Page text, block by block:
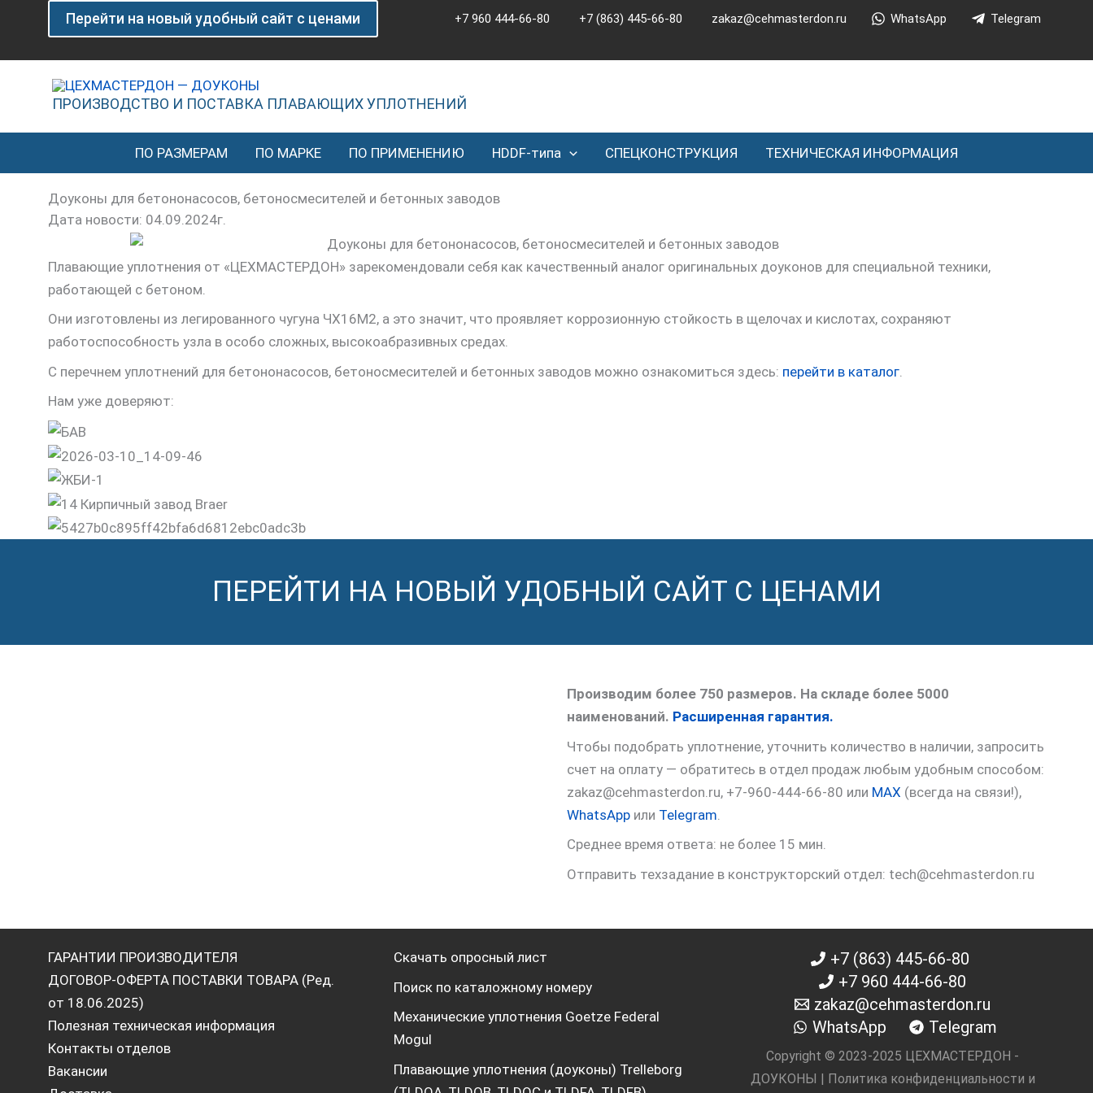
содержимому
Перейти на новый удобный сайт с ценами +7 960 444-66-80 +7 (863) 445-66-80 zakaz@cehmasterdon.ru WhatsApp Telegram
ПРОИЗВОДСТВО И ПОСТАВКА ПЛАВАЮЩИХ УПЛОТНЕНИЙ
ПО РАЗМЕРАМ ПО МАРКЕ ПО ПРИМЕНЕНИЮ HDDF-типа СПЕЦКОНСТРУКЦИЯ ТЕХНИЧЕСКАЯ ИНФОРМАЦИЯ
Доуконы для бетононасосов, бетоносмесителей и бетонных заводов
Дата новости: 04.09.2024г.
Плавающие уплотнения от «ЦЕХМАСТЕРДОН» зарекомендовали себя как качественный аналог оригинальных доуконов для специальной техники,
работающей с бетоном.
Они изготовлены из легированного чугуна ЧХ16М2, а это значит, что проявляет коррозионную стойкость в щелочах и кислотах, сохраняют
работоспособность узла в особо сложных, высокоабразивных средах.
С перечнем уплотнений для бетононасосов, бетоносмесителей и бетонных заводов можно ознакомиться здесь: перейти в каталог.
Нам уже доверяют:
ПЕРЕЙТИ НА НОВЫЙ УДОБНЫЙ САЙТ С ЦЕНАМИ
Производим более 750 размеров. На складе более 5000
наименований. Расширенная гарантия.
Чтобы подобрать уплотнение, уточнить количество в наличии, запросить
счет на оплату — обратитесь в отдел продаж любым удобным способом:
zakaz@cehmasterdon.ru, +7-960-444-66-80 или MAX (всегда на связи!),
WhatsApp или Telegram
Среднее время ответа: не более 15 мин.
Отправить техзадание в конструкторский отдел: tech@cehmasterdon.ru
ГАРАНТИИ ПРОИЗВОДИТЕЛЯ
ДОГОВОР-ОФЕРТА ПОСТАВКИ ТОВАРА (Ред.
от 18.06.2025)
Полезная техническая информация
Контакты отделов
Вакансии
Скачать опросный лист
Поиск по каталожному номеру
Механические уплотнения Goetze Federal
Mogul
Плавающие уплотнения (доуконы) Trelleborg
+7 (863) 445-66-80
+7 960 444-66-80
zakaz@cehmasterdon.ru
WhatsApp
Telegram
Copyright © 2023-2025 ЦЕХМАСТЕРДОН -
ДОУКОНЫ | Политика конфиденциальности и